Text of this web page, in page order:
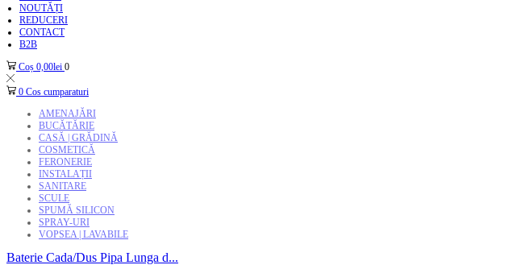
NOUTĂȚI
REDUCERI
CONTACT
B2B
Coș 0,00lei 0
0 Cos cumparaturi
AMENAJĂRI
BUCĂTĂRIE
CASĂ | GRĂDINĂ
COSMETICĂ
FERONERIE
INSTALAȚII
SANITARE
SCULE
SPUMĂ SILICON
SPRAY-URI
VOPSEA | LAVABILE
Baterie Cada/Dus Pipa Lunga d...